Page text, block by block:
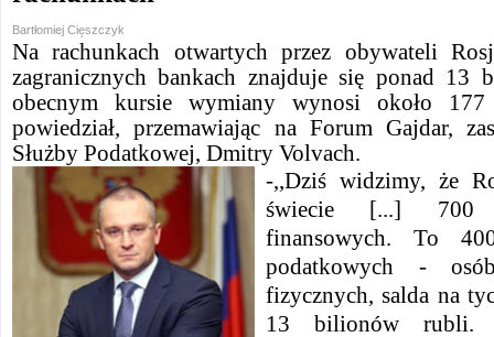
Bartłomiej Cięszczyk
Na rachunkach otwartych przez obywateli
zagranicznych bankach znajduje się ponad
obecnym kursie wymiany wynosi około
powiedział, przemawiając na Forum Gajdar,
Służby Podatkowej, Dmitry Volvach.
-,,Dziś widzimy, że
świecie [...] 700
finansowych. To
podatkowych -
fizycznych, salda na
13 bilionów rubli.